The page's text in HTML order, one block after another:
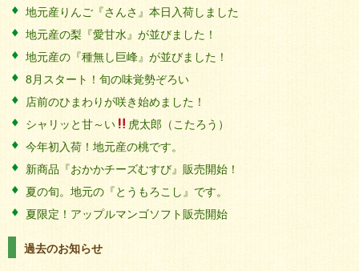
地元産りんご『さんさ』本日入荷しました
地元産の梨『愛甘水』が並びました！
地元産の『種無し巨峰』が並びました！
8月スタート！旬の味覚勢ぞろい
店前のひまわりが咲き始めました！
シャリッと甘～い
虎太郎（こたろう）
今年初入荷！地元産の桃です。
新商品『おかかチーズむすび』販売開始！
夏の旬。地元の『とうもろこし』です。
夏限定！アップルマンゴソフト販売開始
過去のお知らせ